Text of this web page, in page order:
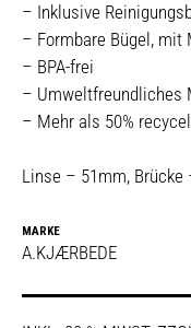
– Inklusive
– Formbare Bügel, mit
– BPA-frei
– Umweltfreundliches
– Mehr als 50%
Linse – 51mm,
MARKE
A.KJÆRBEDE